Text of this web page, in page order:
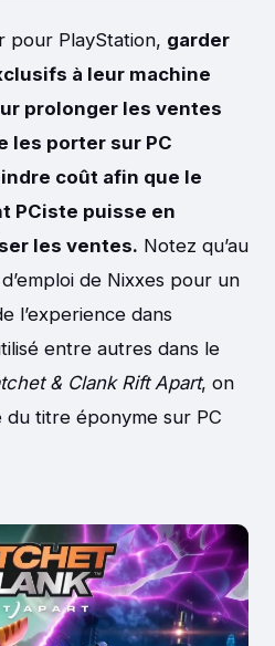
pour PlayStation, garder
à leur machine
prolonger les ventes
les porter sur PC
coût afin que le
PCiste puisse en
les ventes. Notez qu’au
de Nixxes pour un
l’experience dans
entre autres dans le
& Clank Rift Apart, on
titre éponyme sur PC